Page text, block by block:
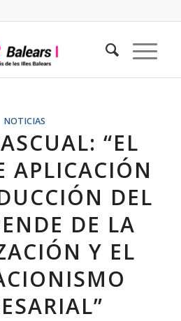
NOTICIAS
“EL
APLICACIÓN
DEL
DE LA
Y EL